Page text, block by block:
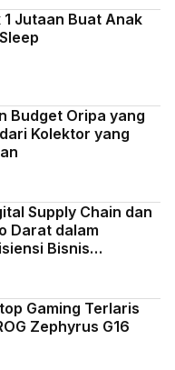
Jutaan Buat Anak
Budget Oripa yang
Kolektor yang
Supply Chain dan
Darat dalam
Bisnis
Gaming Terlaris
Zephyrus G16